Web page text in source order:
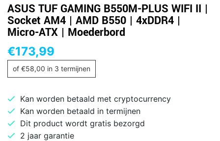
ASUS TUF GAMING B550M-PLUS WIFI II |
Socket AM4 | AMD B550 | 4xDDR4 |
Micro-ATX | Moederbord
€173,99
of €58,00 in 3 termijnen
Kan worden betaald met cryptocurrency
Kan worden betaald in termijnen
Dit product wordt gratis bezorgd
2 jaar garantie